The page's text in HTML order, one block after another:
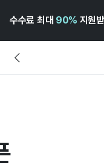
수수료 최대 90% 지원